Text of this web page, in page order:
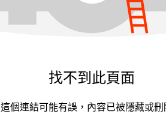
找不到此頁面
這個連結可能有誤，內容已被隱藏或刪